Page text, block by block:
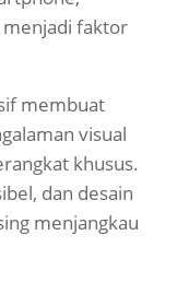
faktor
membuat
visual
khusus.
dan desain
menjangkau